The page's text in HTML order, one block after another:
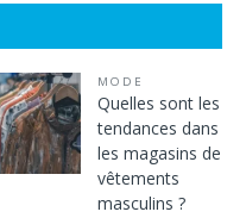
MODE
Quelles sont les
tendances dans
les magasins de
vêtements
masculins ?